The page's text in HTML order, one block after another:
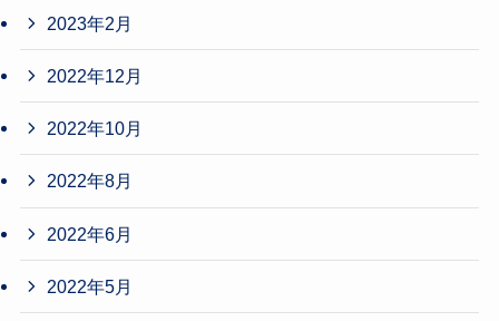
2023年2月
2022年12月
2022年10月
2022年8月
2022年6月
2022年5月